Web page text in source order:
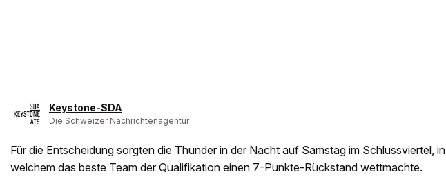
Keystone-SDA
Die Schweizer Nachrichtenagentur
Für die Entscheidung sorgten die Thunder in der Nacht auf Samstag im Schlussviertel, in
welchem das beste Team der Qualifikation einen 7-Punkte-Rückstand wettmachte.